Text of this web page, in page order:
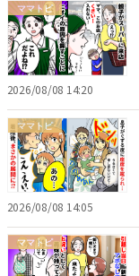
ママトピ
2026/08/08 14:20
ママトピ
2026/08/08 14:05
ママトピ